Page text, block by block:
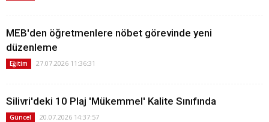
MEB'den öğretmenlere nöbet görevinde yeni
düzenleme
Eğitim 27.07.2026 11:36:31
Silivri'deki 10 Plaj 'Mükemmel' Kalite Sınıfında
Güncel 20.07.2026 14:37:57